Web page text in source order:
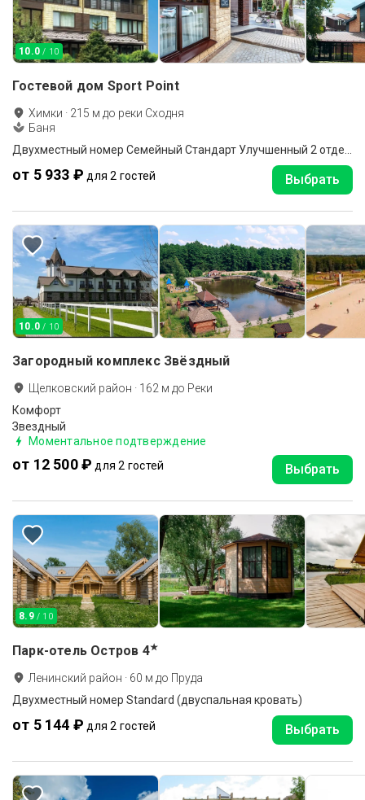
10.0 / 10
Гостевой дом Sport Point
Химки · 215 м до реки Сходня
Баня
от 5 933 ₽ для 2 гостей Выбрать
10.0 / 10
Загородный комплекс Звёздный
Щелковский район · 162 м до Реки
Комфорт
Звездный
Моментальное подтверждение
от 12 500 ₽ для 2 гостей Выбрать
8.9 / 10
Парк-отель Остров 4★
Ленинский район · 60 м до Пруда
Двухместный номер Standard (двуспальная кровать)
от 5 144 ₽ для 2 гостей Выбрать